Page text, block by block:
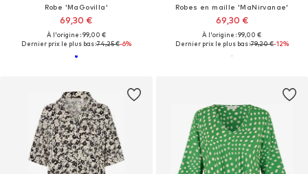
Robe 'MaGovilla'
69,30 €
À l'origine : 99,00 €
Dernier prix le plus bas :74,25 €-6%
Robes en maille 'MaNirvanae'
69,30 €
À l'origine : 99,00 €
Dernier prix le plus bas :79,20 €-12%